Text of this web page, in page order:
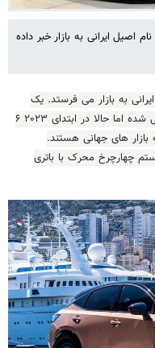
اصیل ایرانی به بازار خبر داده
به بازار می فرستد. یک
کراس اوور شیک برقی که در سال ۲۰۲۰ رونمایی شده اما حالا در ابتدای ۲۰۲۳ ۶
های جهانی هستند.
چهارچرخ محرک با باتری